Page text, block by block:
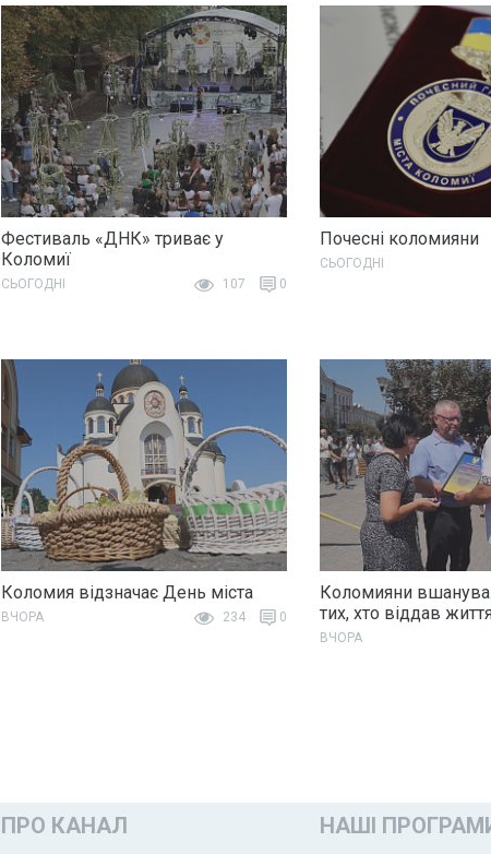
Фестиваль «ДНК» триває у
Коломиї
СЬОГОДНІ 107 0
Почесні коломияни
СЬОГОДНІ
Коломия відзначає День міста
ВЧОРА 234 0
Коломияни
тих, хто віддав
ВЧОРА
ПРО КАНАЛ НАШІ